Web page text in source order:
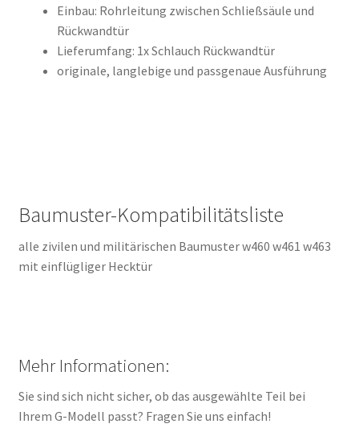
Einbau: Rohrleitung zwischen Schließsäule und
Rückwandtür
Lieferumfang: 1x Schlauch Rückwandtür
originale, langlebige und passgenaue Ausführung
Baumuster-Kompatibilitätsliste
alle zivilen und militärischen Baumuster w460 w461 w463
mit einflügliger Hecktür
Mehr Informationen:
Sie sind sich nicht sicher, ob das ausgewählte Teil bei
Ihrem G-Modell passt? Fragen Sie uns einfach!